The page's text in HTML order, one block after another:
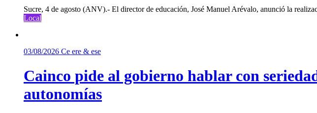
Sucre, 4 de agosto (ANV).- El director de educación, José Manuel Arévalo, anunció la
Local
03/08/2026 Ce ere & ese
Cainco pide al gobierno hablar con
autonomías